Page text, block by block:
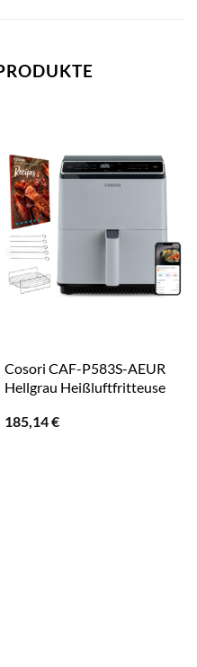
Cosori CAF-P583S-AEUR
Hellgrau Heißluftfritteuse
185,14€